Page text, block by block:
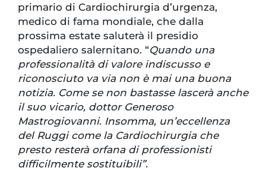
primario di Cardiochirurgia d’urgenza,
medico di fama mondiale, che dalla
prossima estate saluterà il presidio
ospedaliero salernitano. “Quando una
professionalità di valore indiscusso e
riconosciuto va via non è mai una buona
notizia. Come se non bastasse lascerà anche
il suo vicario, dottor Generoso
Mastrogiovanni. Insomma, un’eccellenza
del Ruggi come la Cardiochirurgia che
presto resterà orfana di professionisti
difficilmente sostituibili”.